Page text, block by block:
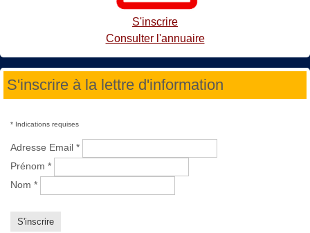
S'inscrire
Consulter l'annuaire
S'inscrire à la lettre d'information
* Indications requises
Adresse Email *
Prénom *
Nom *